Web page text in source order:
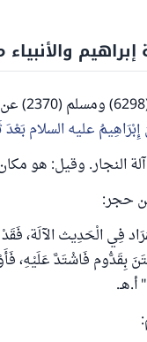
روى
عليه السلام
النجار. وقيل: هو
حجر:
فِي الْحَدِيث الآلَة،
بِقَدُّوم فَاشْتَدَّ عَلَيْهِ،